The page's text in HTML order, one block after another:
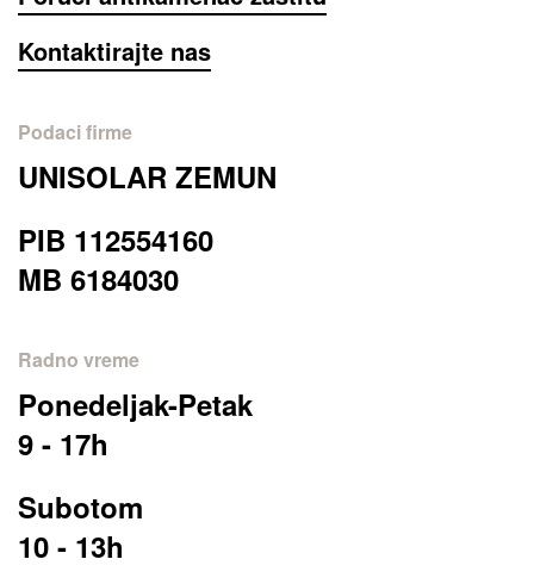
Kontaktirajte nas
Podaci firme
UNISOLAR ZEMUN
PIB 112554160
MB 6184030
Radno vreme
Ponedeljak-Petak
9 - 17h
Subotom
10 - 13h